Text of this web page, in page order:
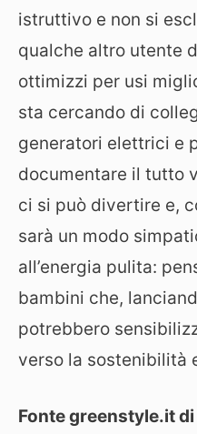
istruttivo e non si
qualche altro utente
ottimizzi per usi
sta cercando di
generatori elettrici e
documentare il tutto
ci si può divertire e,
sarà un modo
all’energia pulita:
bambini che,
potrebbero
verso la sostenibilità
Fonte greenstyle.it